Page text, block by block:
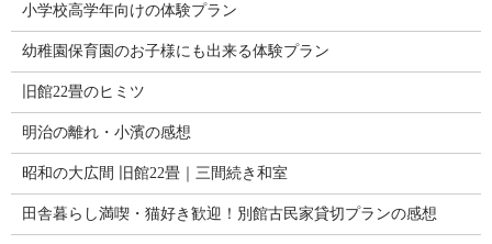
小学校高学年向けの体験プラン
幼稚園保育園のお子様にも出来る体験プラン
旧館22畳のヒミツ
明治の離れ・小濱の感想
昭和の大広間 旧館22畳｜三間続き和室
田舎暮らし満喫・猫好き歓迎！別館古民家貸切プランの感想